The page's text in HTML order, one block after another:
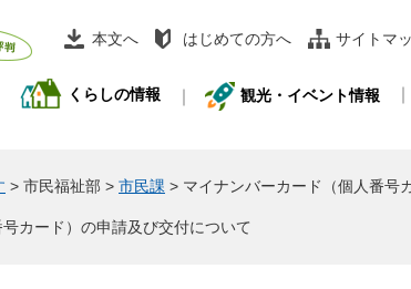
本文へ はじめての方へ サイトマ
くらしの情報 観光・イベント情報
> 市民福祉部 > 市民課 > マイナンバーカード（個人番号
カード）の申請及び交付について